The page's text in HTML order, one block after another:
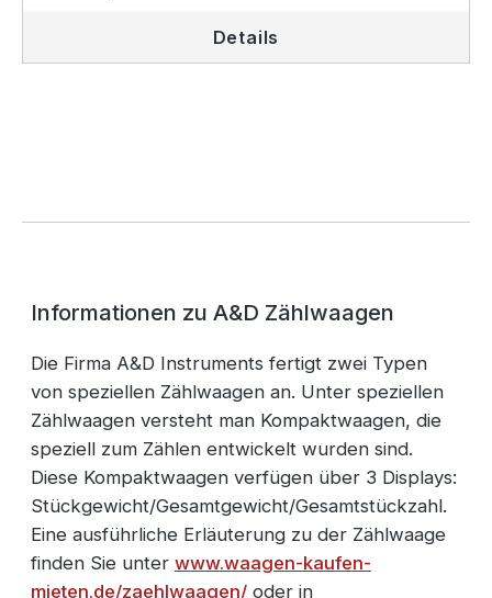
Details
Informationen zu A&D Zählwaagen
Die Firma A&D Instruments fertigt zwei Typen
von speziellen Zählwaagen an. Unter speziellen
Zählwaagen versteht man Kompaktwaagen, die
speziell zum Zählen entwickelt wurden sind.
Diese Kompaktwaagen verfügen über 3 Displays:
Stückgewicht/Gesamtgewicht/Gesamtstückzahl.
Eine ausführliche Erläuterung zu der Zählwaage
finden Sie unter www.waagen-kaufen-
mieten.de/zaehlwaagen/ oder in